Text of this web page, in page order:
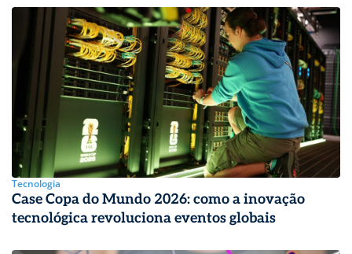
Tecnologia
Case Copa do Mundo 2026: como a inovação
tecnológica revoluciona eventos globais